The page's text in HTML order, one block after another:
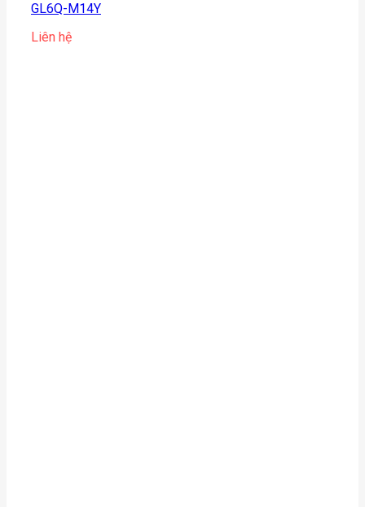
GL6Q-M14Y
Liên hệ